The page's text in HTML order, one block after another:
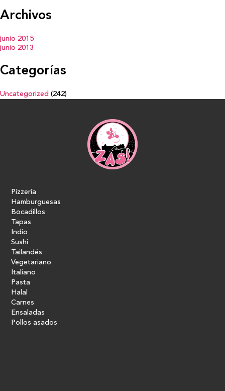
Archivos
junio 2015
junio 2013
Categorías
Uncategorized (242)
Pizzería
Hamburguesas
Bocadillos
Tapas
Indio
Sushi
Tailandés
Vegetariano
Italiano
Pasta
Halal
Carnes
Ensaladas
Pollos asados